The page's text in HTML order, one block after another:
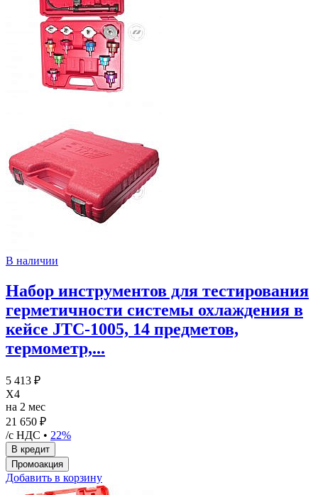
В наличии
Набор инструментов для тестирования
герметичности системы охлаждения в
кейсе JTC-1005, 14 предметов,
термометр,...
5 413 ₽
X4
на 2 мес
21 650 ₽
/с НДС • 22%
Добавить в корзину